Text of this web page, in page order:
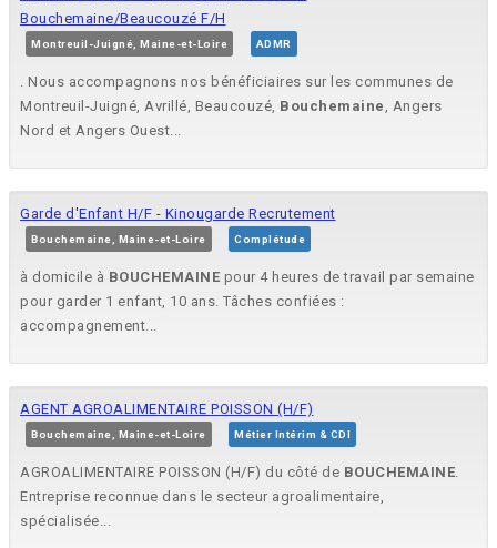
Bouchemaine/Beaucouzé F/H
Montreuil-Juigné, Maine-et-Loire ADMR
. Nous accompagnons nos bénéficiaires sur les communes de
Montreuil-Juigné, Avrillé, Beaucouzé, Bouchemaine, Angers
Nord et Angers Ouest...
Garde d'Enfant H/F - Kinougarde Recrutement
Bouchemaine, Maine-et-Loire Complétude
à domicile à BOUCHEMAINE pour 4 heures de travail par semaine
pour garder 1 enfant, 10 ans. Tâches confiées :
accompagnement...
AGENT AGROALIMENTAIRE POISSON (H/F)
Bouchemaine, Maine-et-Loire Métier Intérim & CDI
AGROALIMENTAIRE POISSON (H/F) du côté de BOUCHEMAINE.
Entreprise reconnue dans le secteur agroalimentaire,
spécialisée...